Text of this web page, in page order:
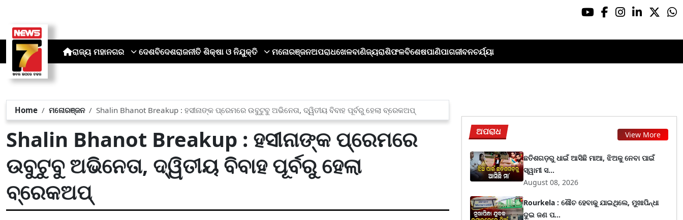
ରାଜ୍ୟ ମହାନଗର ଦେଶବିଦେଶରାଜନୀତି ଶିକ୍ଷା ଓ ନିଯୁକ୍ତି ମନୋରଞ୍ଜନଅପରାଧଖେଳବାଣିଜ୍ୟରାଶିଫଳବିଶେଷପାଣିପାଗଜୀବନଚର୍ଯ୍ୟା
Home ମନୋରଞ୍ଜନ Shalin Bhanot Breakup : ହସୀନାଙ୍କ ପ୍ରେମରେ ଉବୁଟୁବୁ ଅଭିନେତା, ଦ୍ୱିତୀୟ ବିବାହ ପୂର୍ବରୁ ହେଲା ବ୍ରେକଅପ୍
Shalin Bhanot Breakup : ହସୀନାଙ୍କ ପ୍ରେମରେ
ଉବୁଟୁବୁ ଅଭିନେତା, ଦ୍ୱିତୀୟ ବିବାହ ପୂର୍ବରୁ ହେଲା
ବ୍ରେକଅପ୍
ଅପରାଧ View More
ଛତିଶଗଡ଼ରୁ ଧାଇଁ ଆସିଛି ମାଆ, ଝିଅକୁ ନେବା ପାଇଁ
ସ୍ୱାମୀ ସ...
August 08, 2026
Rourkela : ଶୌଚ ହେବାକୁ ଯାଇଥିଲେ, ମୁଖାପିନ୍ଧା
ଦୁଇ ଜଣ ପ...